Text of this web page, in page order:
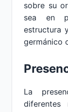
sobre su
sea en
estructura
germánico
La